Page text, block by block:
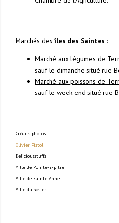
Marchés desîles des Saintes :
Marché aux légumes de
sauf le dimanche situé rue
Marché aux poissons de
sauf le week-end situé rue
Crédits photos :
Olivier Pistol
Deliciousstuffs
Ville de Pointe-à-pitre
Ville de Sainte Anne
Ville du Gosier